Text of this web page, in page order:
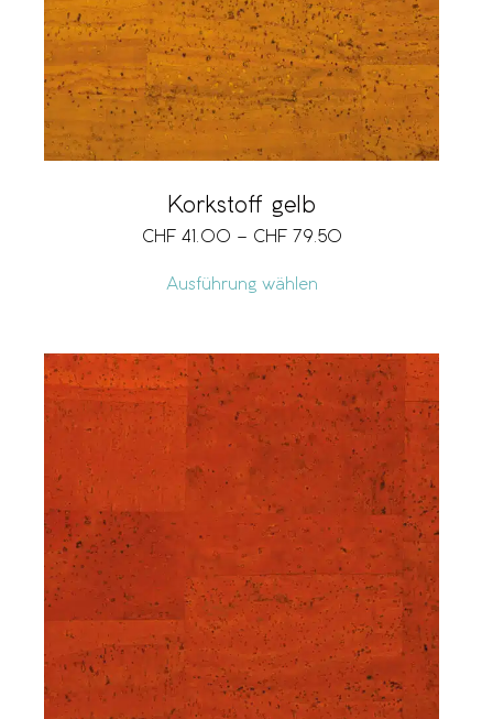
Korkstoff gelb
CHF 41.00 – CHF 79.50
Ausführung wählen